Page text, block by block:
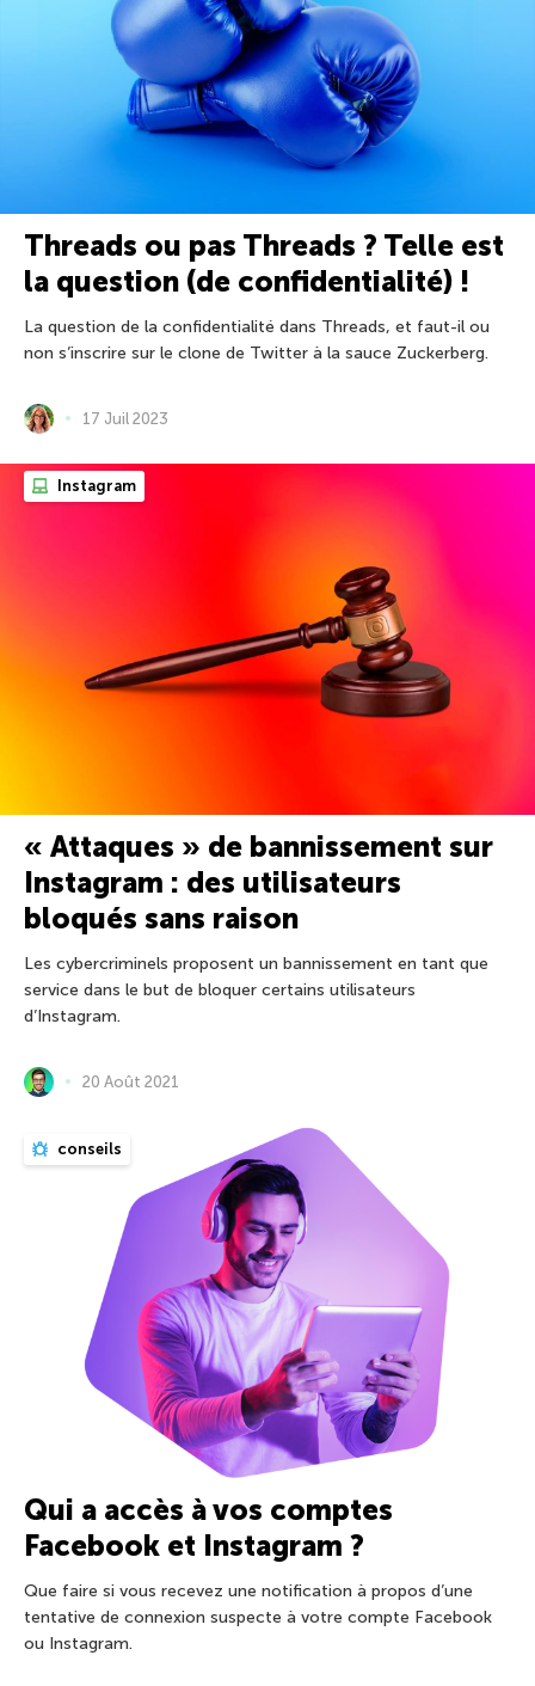
Threads ou pas Threads ? Telle est
la question (de confidentialité) !
La question de la confidentialité dans Threads, et faut-il ou
non s’inscrire sur le clone de Twitter à la sauce Zuckerberg.
17 Juil 2023
Instagram
« Attaques » de bannissement sur
Instagram : des utilisateurs
bloqués sans raison
Les cybercriminels proposent un bannissement en tant que
service dans le but de bloquer certains utilisateurs
d’Instagram.
20 Août 2021
conseils
Qui a accès à vos comptes
Facebook et Instagram ?
Que faire si vous recevez une notification à propos d’une
tentative de connexion suspecte à votre compte Facebook
ou Instagram.